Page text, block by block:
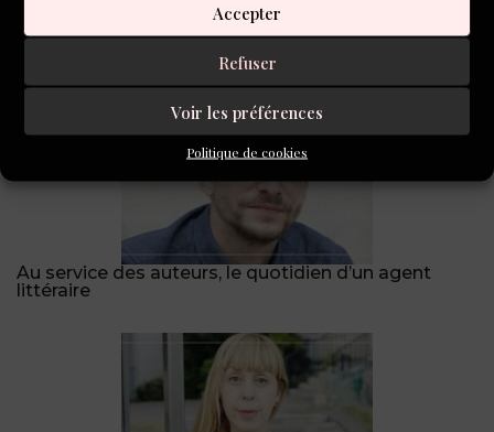
Accepter
Refuser
Voir les préférences
Politique de cookies
Au service des auteurs, le quotidien d’un agent
littéraire